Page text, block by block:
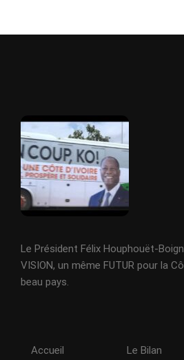
Le Président Félix Houphouët-
VISION, un même FUTUR pour la
beau pays.
Accueil
Le Bilan